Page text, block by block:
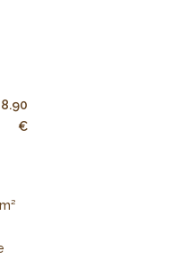
8.90
€